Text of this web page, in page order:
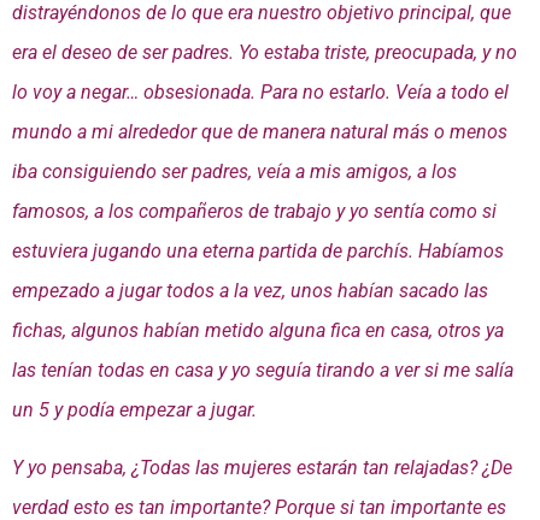
distrayéndonos de lo que era nuestro objetivo principal, que
era el deseo de ser padres. Yo estaba triste, preocupada, y no
lo voy a negar… obsesionada. Para no estarlo. Veía a todo el
mundo a mi alrededor que de manera natural más o menos
iba consiguiendo ser padres, veía a mis amigos, a los
famosos, a los compañeros de trabajo y yo sentía como si
estuviera jugando una eterna partida de parchís. Habíamos
empezado a jugar todos a la vez, unos habían sacado las
fichas, algunos habían metido alguna fica en casa, otros ya
las tenían todas en casa y yo seguía tirando a ver si me salía
un 5 y podía empezar a jugar.
Y yo pensaba, ¿Todas las mujeres estarán tan relajadas? ¿De
verdad esto es tan importante? Porque si tan importante es